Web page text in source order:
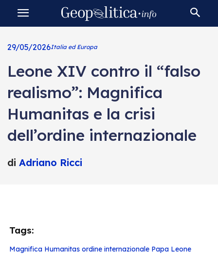
29/05/2026Italia ed Europa
Leone XIV contro il “falso
realismo”: Magnifica
Humanitas e la crisi
dell’ordine internazionale
di Adriano Ricci
Tags:
Magnifica Humanitas ordine internazionale Papa Leone